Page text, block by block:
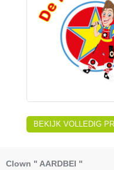
BEKIJK VOLLEDIG
Clown " AARDBEI "